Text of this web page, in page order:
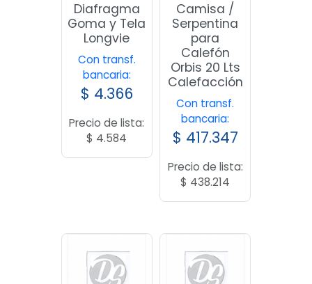
Diafragma
Goma y Tela
Longvie
Con transf.
bancaria:
$ 4.366
Precio de lista:
$ 4.584
Camisa /
Serpentina
para
Calefón
Orbis 20 Lts
Calefacción
Con transf.
bancaria:
$ 417.347
Precio de lista:
$ 438.214